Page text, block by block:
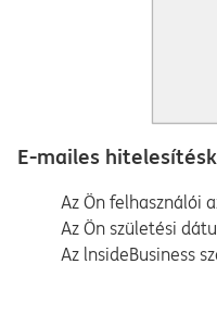
E-mailes
Az Ön felhasználói
Az Ön születési
Az lnsideBusiness